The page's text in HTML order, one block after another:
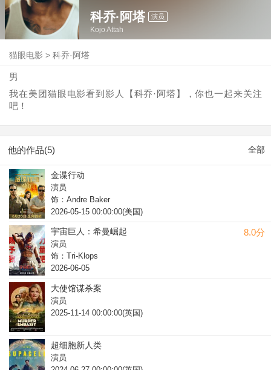
科乔·阿塔 演员
Kojo Attah
猫眼电影 >科乔·阿塔
男
我在美团猫眼电影看到影人【科乔·阿塔】，你也一起来关注
吧！
他的作品(5) 全部
金谍行动
演员
饰：Andre Baker
2026-05-15 00:00:00(美国)
8.0分
宇宙巨人：希曼崛起
演员
饰：Tri-Klops
2026-06-05
大使馆谋杀案
演员
2025-11-14 00:00:00(英国)
超细胞新人类
演员